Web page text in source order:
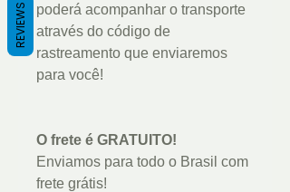
poderá acompanhar o transporte
através do código de
rastreamento que enviaremos
para você!
O frete é GRATUITO!
Enviamos para todo o Brasil com
frete grátis!
REVIEWS